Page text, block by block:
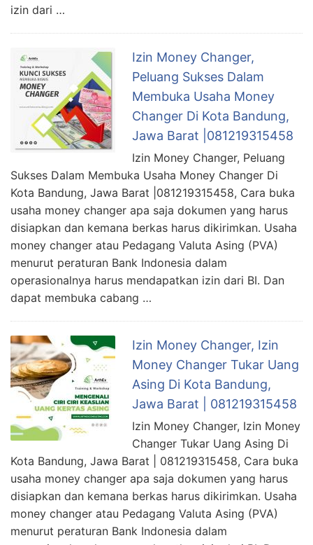
izin dari …
Izin Money Changer,
Peluang Sukses Dalam
Membuka Usaha Money
Changer Di Kota Bandung,
Jawa Barat |081219315458
Izin Money Changer, Peluang
Sukses Dalam Membuka Usaha Money Changer Di
Kota Bandung, Jawa Barat |081219315458, Cara buka
usaha money changer apa saja dokumen yang harus
disiapkan dan kemana berkas harus dikirimkan. Usaha
money changer atau Pedagang Valuta Asing (PVA)
menurut peraturan Bank Indonesia dalam
operasionalnya harus mendapatkan izin dari BI. Dan
dapat membuka cabang …
Izin Money Changer, Izin
Money Changer Tukar Uang
Asing Di Kota Bandung,
Jawa Barat | 081219315458
Izin Money Changer, Izin Money
Changer Tukar Uang Asing Di
Kota Bandung, Jawa Barat | 081219315458, Cara buka
usaha money changer apa saja dokumen yang harus
disiapkan dan kemana berkas harus dikirimkan. Usaha
money changer atau Pedagang Valuta Asing (PVA)
menurut peraturan Bank Indonesia dalam